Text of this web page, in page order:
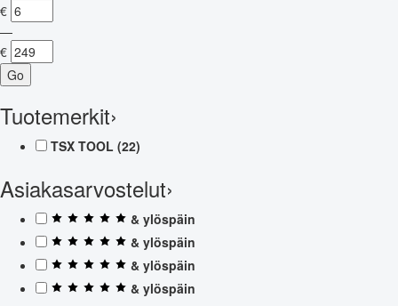
€
—
€
Go
Tuotemerkit›
TSX TOOL (22)
Asiakasarvostelut›
& ylöspäin
& ylöspäin
& ylöspäin
& ylöspäin